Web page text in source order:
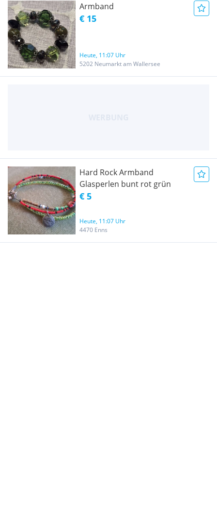
Armband
€ 15
Heute, 11:07 Uhr
5202 Neumarkt am Wallersee
Hard Rock Armband
Glasperlen bunt rot grün
€ 5
Heute, 11:07 Uhr
4470 Enns